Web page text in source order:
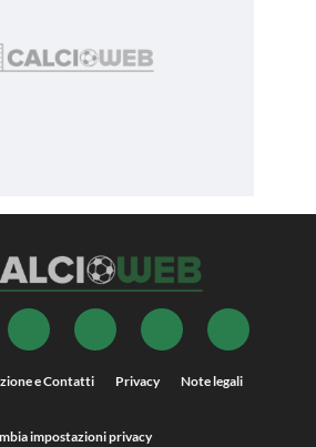
e Contatti Privacy Note legali
impostazioni privacy